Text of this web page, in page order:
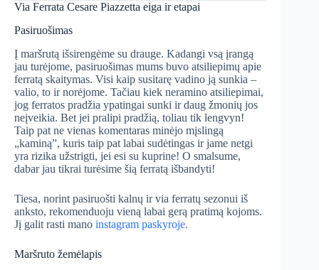
Via Ferrata Cesare Piazzetta eiga ir etapai
Pasiruošimas
Į maršrutą išsirengėme su drauge. Kadangi vsą įrangą
jau turėjome, pasiruošimas mums buvo atsiliepimų apie
ferratą skaitymas. Visi kaip susitarę vadino ją sunkia –
valio, to ir norėjome. Tačiau kiek neramino atsiliepimai,
jog ferratos pradžia ypatingai sunki ir daug žmonių jos
neįveikia. Bet jei pralipi pradžią, toliau tik lengvyn!
Taip pat ne vienas komentaras minėjo mįslingą
„kaminą”, kuris taip pat labai sudėtingas ir jame netgi
yra rizika užstrigti, jei esi su kuprine! O smalsume,
dabar jau tikrai turėsime šią ferratą išbandyti!
Tiesa, norint pasiruošti kalnų ir via ferratų sezonui iš
anksto, rekomenduoju vieną labai gerą pratimą kojoms.
Jį galit rasti mano instagram paskyroje.
Maršruto žemėlapis